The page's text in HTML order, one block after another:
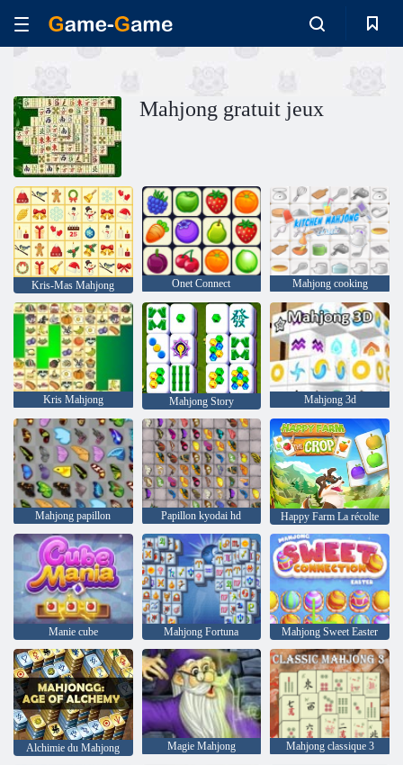
Mahjong gratuit jeux
Kris-Mas Mahjong Onet Connect Mahjong cooking
Kris Mahjong Mahjong Story Mahjong 3d
Mahjong papillon Papillon kyodai hd Happy Farm La récolte
Manie cube Mahjong Fortuna Mahjong Sweet Easter
Alchimie du Mahjong Magie Mahjong Mahjong classique 3